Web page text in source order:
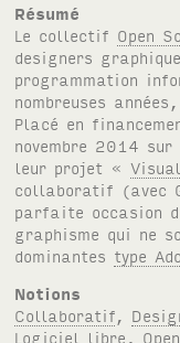
Résumé
Le collectif Open
designers
programmation
nombreuses
Placé en
novembre 2014
leur projet «
collaboratif (avec
parfaite occasion
graphisme qui ne
dominantes type
Notions
Collaboratif
Logiciel libre